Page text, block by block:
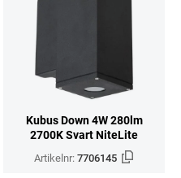
Kubus Down 4W 280lm
2700K Svart NiteLite
Artikelnr:7706145